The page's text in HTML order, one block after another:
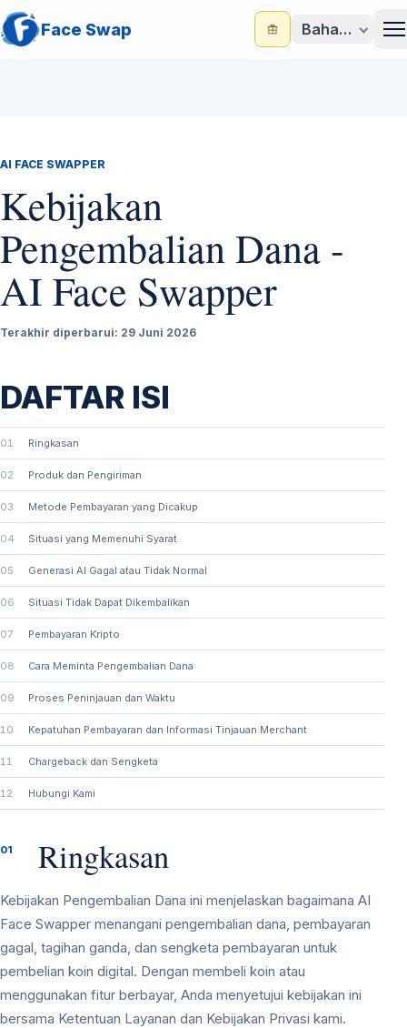
Face Swap Bahasa
AI FACE SWAPPER
Kebijakan
Pengembalian Dana -
AI Face Swapper
Terakhir diperbarui: 29 Juni 2026
DAFTAR ISI
01 Ringkasan
02 Produk dan Pengiriman
03 Metode Pembayaran yang Dicakup
04 Situasi yang Memenuhi Syarat
05 Generasi AI Gagal atau Tidak Normal
06 Situasi Tidak Dapat Dikembalikan
07 Pembayaran Kripto
08 Cara Meminta Pengembalian Dana
09 Proses Peninjauan dan Waktu
10 Kepatuhan Pembayaran dan Informasi Tinjauan Merchant
11 Chargeback dan Sengketa
12 Hubungi Kami
01 Ringkasan
Kebijakan Pengembalian Dana ini menjelaskan bagaimana AI
Face Swapper menangani pengembalian dana, pembayaran
gagal, tagihan ganda, dan sengketa pembayaran untuk
pembelian koin digital. Dengan membeli koin atau
menggunakan fitur berbayar, Anda menyetujui kebijakan ini
bersama Ketentuan Layanan dan Kebijakan Privasi kami.